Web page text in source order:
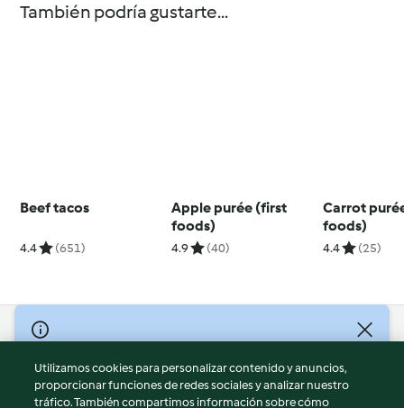
También podría gustarte...
Beef tacos
4.4 (651)
Apple purée (first
foods)
4.9 (40)
Carrot
foods)
4.4 (25)
© Copyright 2026
Términos de uso
Política de privacidad
Utilizamos cookies para personalizar contenido y anuncios,
proporcionar funciones de redes sociales y analizar nuestro
tráfico. También compartimos información sobre cómo